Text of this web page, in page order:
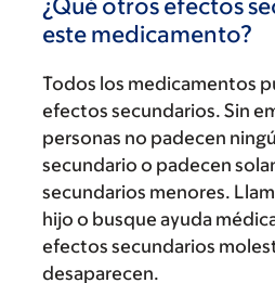
¿Qué otros efectos
este medicamento?
Todos los medicamentos
efectos secundarios. Sin
personas no padecen
secundario o padecen
secundarios menores.
hijo o busque ayuda
efectos secundarios
desaparecen.